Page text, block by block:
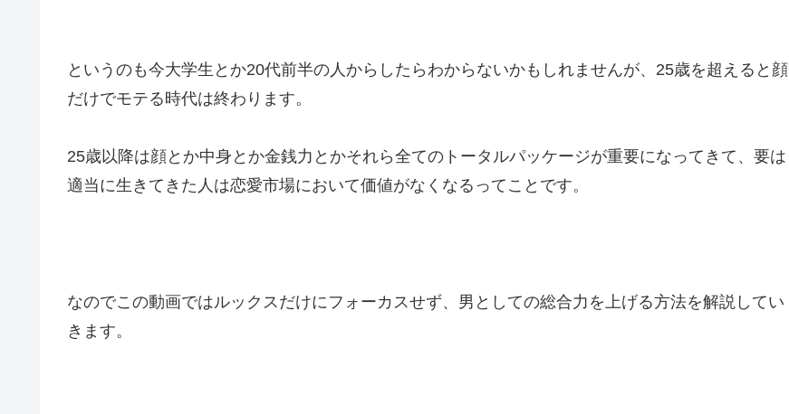
というのも今大学生とか20代前半の人からしたらわからないかもしれませんが、25歳を超えると顔
だけでモテる時代は終わります。
25歳以降は顔とか中身とか金銭力とかそれら全てのトータルパッケージが重要になってきて、要は
適当に生きてきた人は恋愛市場において価値がなくなるってことです。
なのでこの動画ではルックスだけにフォーカスせず、男としての総合力を上げる方法を解説してい
きます。